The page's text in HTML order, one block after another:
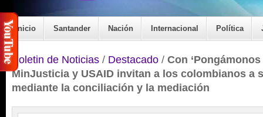
Inicio Santander Nación Internacional Política
Boletin de Noticias / Destacado / Con
MinJusticia y USAID invitan a los colombianos a
mediante la conciliación y la mediación